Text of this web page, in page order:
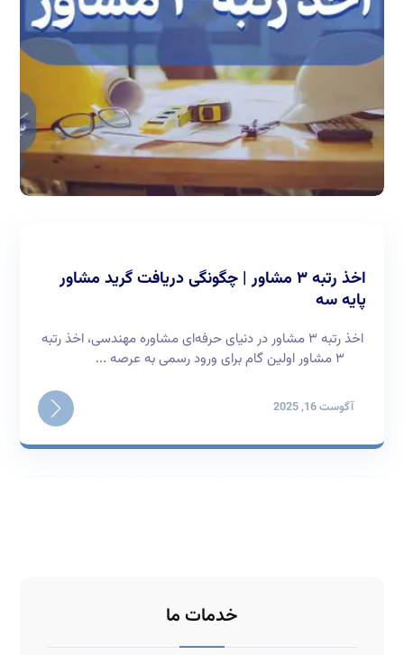
اخذ رتبه ۳ مشاور | چگونگی دریافت گرید مشاور
پایه سه
آگوست 16, 2025
اخذ رتبه ۳ مشاور در دنیای حرفه‌ای مشاوره مهندسی، اخذ رتبه
۳ مشاور اولین گام برای ورود رسمی به عرصه ...
خدمات ما